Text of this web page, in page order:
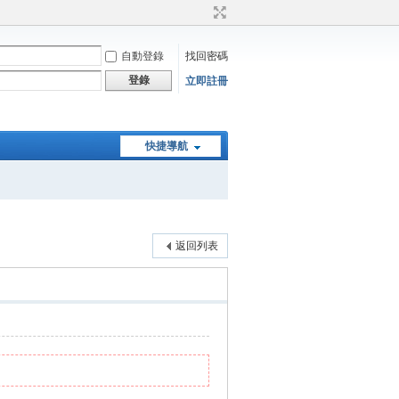
自動登錄
找回密碼
登錄
立即註冊
快捷導航
返回列表